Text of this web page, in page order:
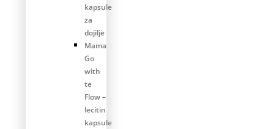
kapsule
za
dojilje
Mama
Go
with
te
Flow –
lecitin
kapsule